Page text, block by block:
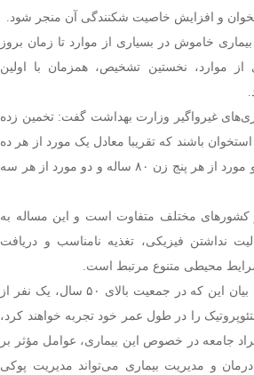
و افزایش خاصیت شکنندگی آن منجر شود.
خاموش در بسیاری از موارد تا زمان بروز
موارد، نخستین تشخیص، همزمان با اولین
غیرواگیر وزارت بهداشت گفت: تخمین زده
به پوکی استخوان باشند که تقریبا معادل یک مورد از هر ده
زن ۶۰ ساله، یک مورد از هر پنج زن ۷۰ ساله، دو مورد از هر پنج زن ۸۰ ساله و دو مورد از هر سه
مختلف متفاوت است و این مساله به
نداشتن فیزیکی، تغذیه نامناسب و دریافت
رئیس اداره اسکلتی، عضلانی وزارت بهداشت با بیان این که در جمعیت بالای ۵۰ سال، یک نفر از
شکستگی استئوپروتیک را در طول عمر خود تجربه خواهند کرد،
جامعه در خصوص این بیماری، عوامل مؤثر بر
و مدیریت بیماری می‌تواند مدیریت پوکی